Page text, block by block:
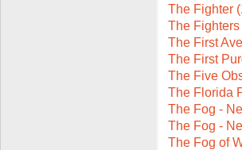
The Fighter
The Fighters
The First
The First
The Five
The Florida
The Fog -
The Fog -
The Fog of